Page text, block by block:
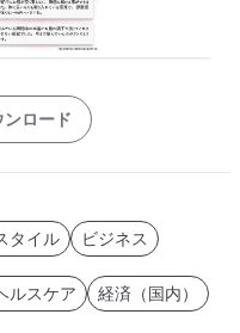
ロード
タイル ビジネス
ルスケア 経済（国内）